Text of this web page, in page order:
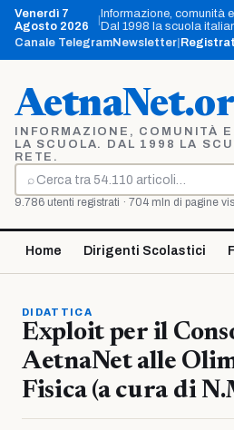
Vai
contenuto
Venerdì 7
Agosto 2026
Informazione, comunità
Dal 1998 la scuola
Canale TelegramNewsletter
INFORMAZIONE, COMUNITÀ
LA SCUOLA. DAL 1998 LA
RETE.
⌕
Cerca
9.786 utenti registrati · 704 mln di pagine
Home Dirigenti Scolastici
DIDATTICA
Exploit per il
AetnaNet alle
Fisica (a cura di